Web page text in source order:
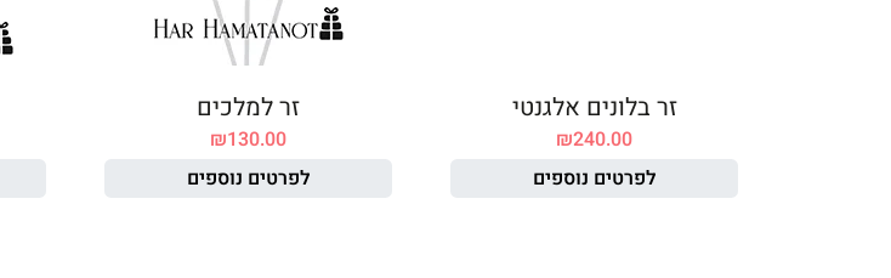
זר בלונים אלגנטי
₪240.00
לפרטים נוספים
זר למלכים
₪130.00
לפרטים נוספים